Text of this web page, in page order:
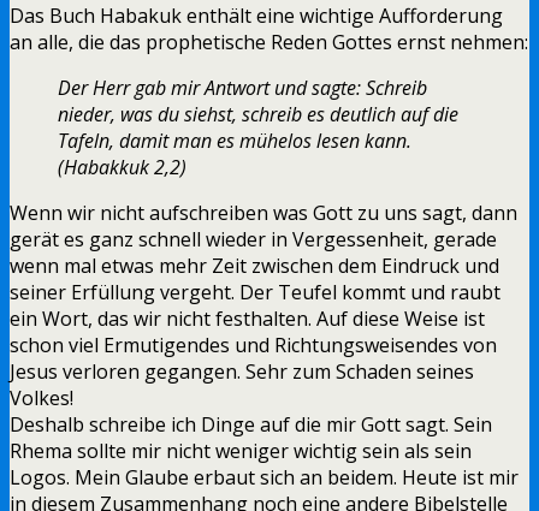
Das Buch Habakuk enthält eine wichtige Aufforderung
an alle, die das prophetische Reden Gottes ernst nehmen:
Der Herr gab mir Antwort und sagte: Schreib
nieder, was du siehst, schreib es deutlich auf die
Tafeln, damit man es mühelos lesen kann.
(Habakkuk 2,2)
Wenn wir nicht aufschreiben was Gott zu uns sagt, dann
gerät es ganz schnell wieder in Vergessenheit, gerade
wenn mal etwas mehr Zeit zwischen dem Eindruck und
seiner Erfüllung vergeht. Der Teufel kommt und raubt
ein Wort, das wir nicht festhalten. Auf diese Weise ist
schon viel Ermutigendes und Richtungsweisendes von
Jesus verloren gegangen. Sehr zum Schaden seines
Volkes!
Deshalb schreibe ich Dinge auf die mir Gott sagt. Sein
Rhema sollte mir nicht weniger wichtig sein als sein
Logos. Mein Glaube erbaut sich an beidem. Heute ist mir
in diesem Zusammenhang noch eine andere Bibelstelle